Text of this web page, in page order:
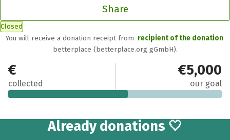
Share
Closed
You will receive a donation receipt from recipient of the donation
betterplace (betterplace.org gGmbH).
€2,810
collected
€5,000
our goal
Already 34
donations 🤍